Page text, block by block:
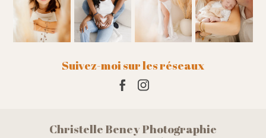
Suivez-moi sur les réseaux
Christelle Beney Photographie